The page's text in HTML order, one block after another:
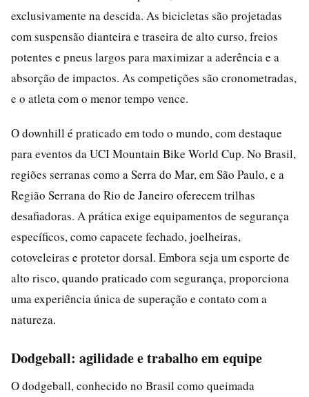
exclusivamente na descida. As bicicletas são projetadas
com suspensão dianteira e traseira de alto curso, freios
potentes e pneus largos para maximizar a aderência e a
absorção de impactos. As competições são cronometradas,
e o atleta com o menor tempo vence.
O downhill é praticado em todo o mundo, com destaque
para eventos da UCI Mountain Bike World Cup. No Brasil,
regiões serranas como a Serra do Mar, em São Paulo, e a
Região Serrana do Rio de Janeiro oferecem trilhas
desafiadoras. A prática exige equipamentos de segurança
específicos, como capacete fechado, joelheiras,
cotoveleiras e protetor dorsal. Embora seja um esporte de
alto risco, quando praticado com segurança, proporciona
uma experiência única de superação e contato com a
natureza.
Dodgeball: agilidade e trabalho em equipe
O dodgeball, conhecido no Brasil como queimada